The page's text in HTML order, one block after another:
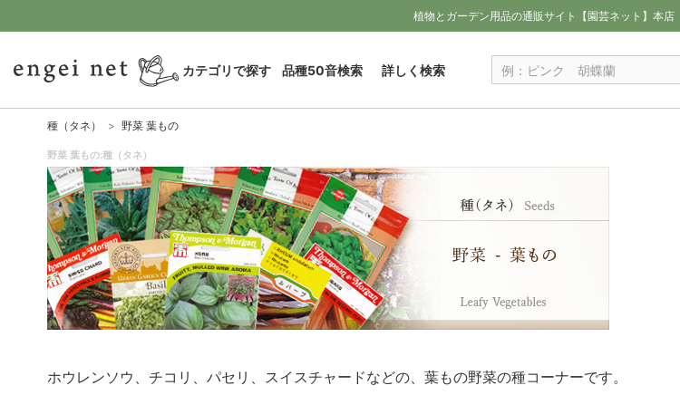
植物とガーデン用品の通販サイト【園芸ネット】本店
カテゴリで探す 品種50音検索 詳しく検索
種（タネ） 野菜 葉もの
野菜 葉もの:種（タネ）
ホウレンソウ、チコリ、パセリ、スイスチャードなどの、葉もの野菜の種コーナーです。